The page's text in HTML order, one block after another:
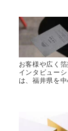
お客様や広く
インタビュー
は、福井県を